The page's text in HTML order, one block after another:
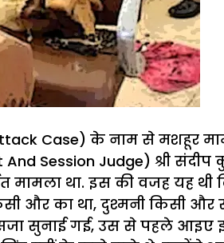
Case) के नाम से मशहूर
Session Judge) श्री
था. इस की वजह यह थी
और का था, दुश्मनी किसी और
सुनाई गई, उस से पहले